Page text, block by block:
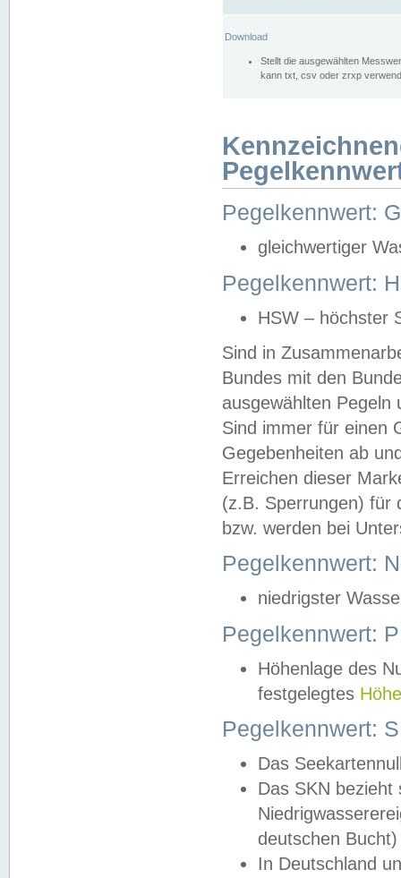
Download
Stellt die ausgewählten
kann txt, csv oder zrxp
Pegelkennwert:
gleichwertiger
Pegelkennwert:
HSW – höchster
Sind in
Bundes mit den
ausgewählten
Sind immer für einen
Gegebenheiten ab
Erreichen dieser
(z.B. Sperrungen) für
bzw. werden bei
Pegelkennwert:
niedrigster
Pegelkennwert:
Höhenlage des
festgelegtes
Pegelkennwert:
Das
Das SKN
deutschen
In Deutschland